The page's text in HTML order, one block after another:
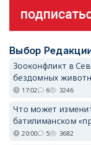
Выбор
Зооконфликт в
бездомных
17:02 6 3246
Что может
батилиманском
20:00 5 3682